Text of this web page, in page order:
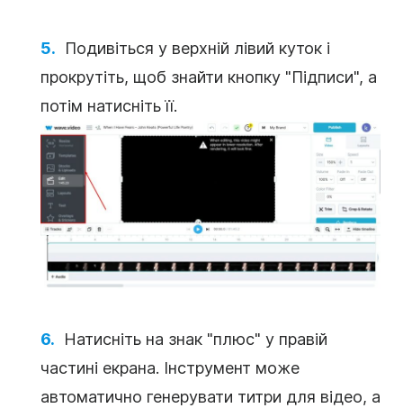
Подивіться у верхній лівий куток і
прокрутіть, щоб знайти кнопку "Підписи", а
потім натисніть її.
Натисніть на знак "плюс" у правій
частині екрана. Інструмент може
автоматично генерувати титри для відео, а